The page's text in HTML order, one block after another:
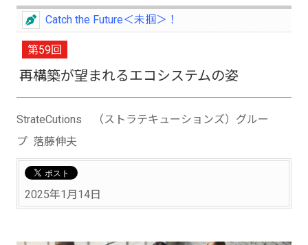
Catch the Future＜未掴＞！
第59回
再構築が望まれるエコシステムの姿
StrateCutions （ストラテキューションズ）グルー
プ 落藤伸夫
2025年1月14日